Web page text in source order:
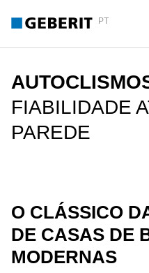
PT
FIABILIDADE
PAREDE
O CLÁSSICO
DE CASAS DE
MODERNAS